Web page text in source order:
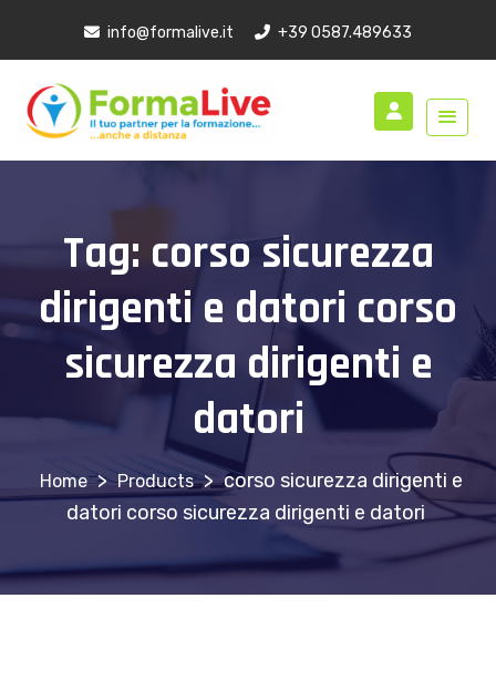
info@formalive.it +39 0587.489633
Tag: corso sicurezza
dirigenti e datori corso
sicurezza dirigenti e
datori
> Products > corso sicurezza dirigenti e
datori corso sicurezza dirigenti e datori